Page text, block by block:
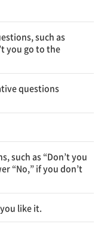
such as
you go to the
questions
such as “Don’t you
“No,” if you don’t
like it.